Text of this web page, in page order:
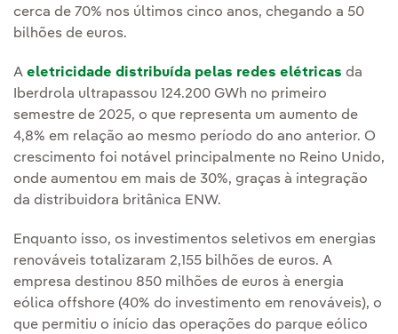
cerca de 70% nos últimos cinco anos, chegando a 50
bilhões de euros.
A eletricidade distribuída pelas redes elétricas da
Iberdrola ultrapassou 124.200 GWh no primeiro
semestre de 2025, o que representa um aumento de
4,8% em relação ao mesmo período do ano anterior. O
crescimento foi notável principalmente no Reino Unido,
onde aumentou em mais de 30%, graças à integração
da distribuidora britânica ENW.
Enquanto isso, os investimentos seletivos em energias
renováveis totalizaram 2,155 bilhões de euros. A
empresa destinou 850 milhões de euros à energia
eólica offshore (40% do investimento em renováveis), o
que permitiu o início das operações do parque eólico